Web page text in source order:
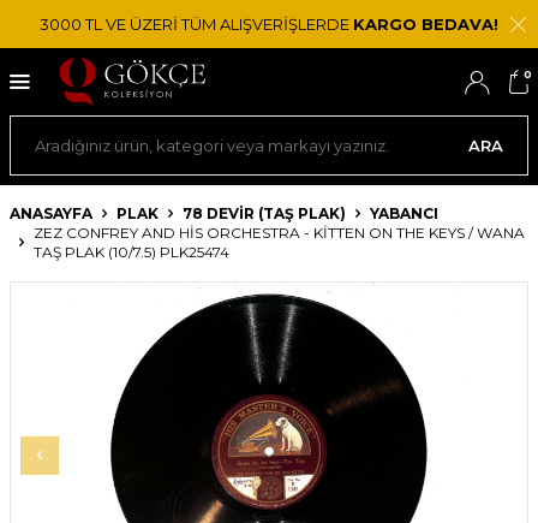
3000 TL VE ÜZERİ TÜM ALIŞVERİŞLERDE KARGO BEDAVA!
ARA
0
ANASAYFA PLAK 78 DEVIR (TAŞ PLAK)
YABANCI
ZEZ CONFREY AND HIS ORCHESTRA - KITTEN ON THE KEYS / WANA
TAŞ PLAK (10/7.5) PLK25474